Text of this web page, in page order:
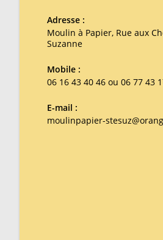
Adresse :
Moulin à Papier, Rue aux
Suzanne
Mobile :
06 16 43 40 46 ou 06 77 43
E-mail :
moulinpapier-